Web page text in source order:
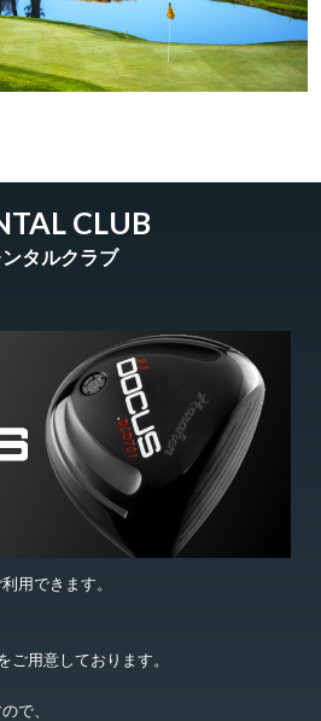
CLUB
ンタルクラブ
用できます。
ご用意しております。
で、